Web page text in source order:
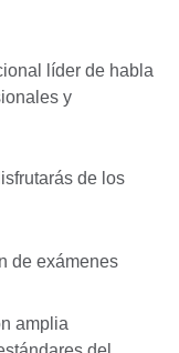
líder de habla
y
de los
de exámenes
amplia